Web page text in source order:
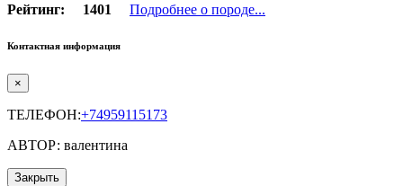
Рейтинг:
1401 Подробнее о породе...
Контактная информация
×
ТЕЛЕФОН:+74959115173
АВТОР: валентина
Закрыть